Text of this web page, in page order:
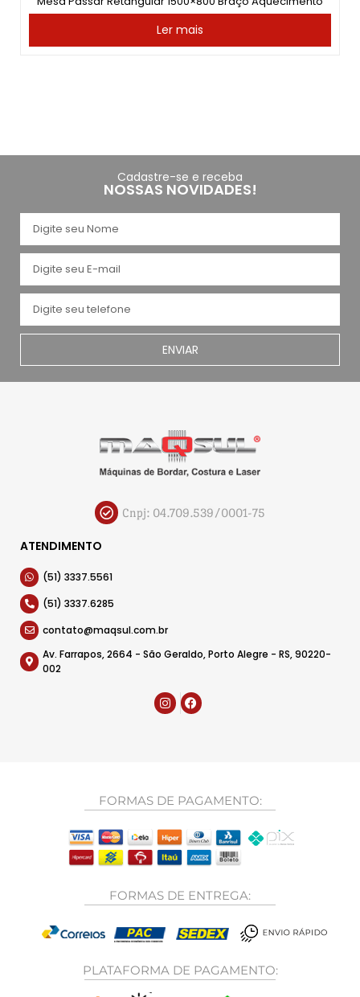
Ler mais
Cadastre-se e receba
NOSSAS NOVIDADES!
ENVIAR
Cnpj: 04.709.539/0001-75
ATENDIMENTO
(51) 3337.5561
(51) 3337.6285
contato@maqsul.com.br
Av. Farrapos, 2664 - São Geraldo, Porto Alegre - RS, 90220-
002
FORMAS DE PAGAMENTO:
FORMAS DE ENTREGA:
PLATAFORMA DE PAGAMENTO: